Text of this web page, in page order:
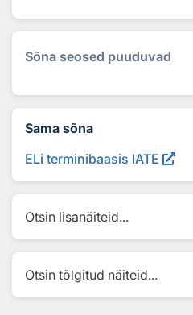
Sõna seosed puuduvad
Sama sõna
ELi terminibaasis IATE
Otsin lisanäiteid...
Otsin tõlgitud näiteid...